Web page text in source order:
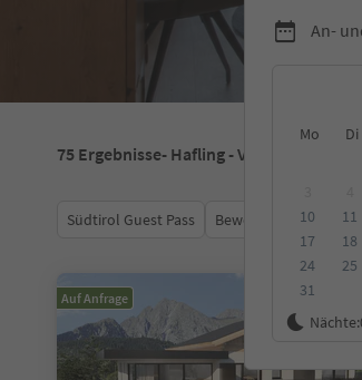
An-
Mo Di
10
11
17
18
24
25
31
Nächte:
75 Ergebnisse- Hafling - Vöran - Meran
Südtirol Guest Pass Bewertungen
Auf Anfrage